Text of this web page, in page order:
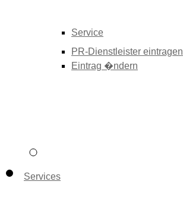
Service
PR-Dienstleister eintragen
Eintrag �ndern
Services